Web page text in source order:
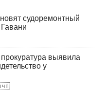
судоремонтный
выявила
у
чп